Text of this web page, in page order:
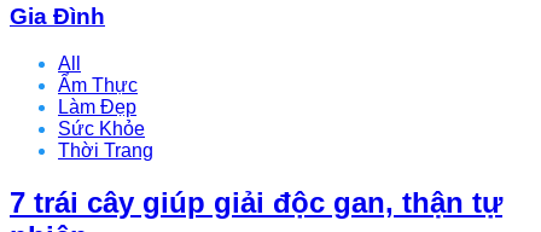
Gia Đình
All
Ẩm Thực
Làm Đẹp
Sức Khỏe
Thời Trang
7 trái cây giúp giải độc gan, thận tự